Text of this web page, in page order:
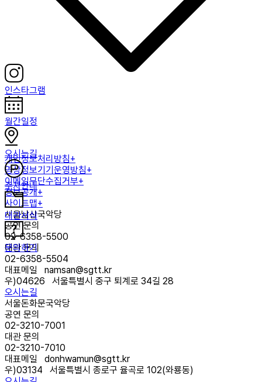
인스타그램
월간일정
오시는길
주차안내
대관서식
문의하기
개인정보처리방침+
영상정보기기운영방침+
이메일무단수집거부+
정보공개+
사이트맵+
서울남산국악당
공연 문의
02-6358-5500
대관 문의
02-6358-5504
대표메일 namsan@sgtt.kr
우)04626
서울특별시 중구 퇴계로 34길 28
오시는길
서울돈화문국악당
공연 문의
02-3210-7001
대관 문의
02-3210-7010
대표메일 donhwamun@sgtt.kr
우)03134
서울특별시 종로구 율곡로 102(와룡동)